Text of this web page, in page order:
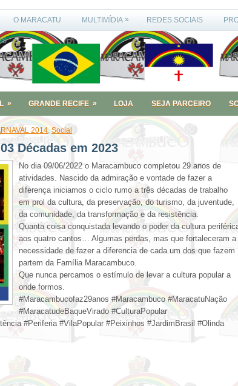
O MARACATU MULTIMÍDIA » REDES SOCIAIS
» GRANDE RECIFE » LOJA SEJA PARCEIRO
2014, Social
Décadas em 2023
No dia 09/06/2022 o Maracambuco completou 29 anos de
atividades. Nascido da admiração e vontade de fazer a
diferença iniciamos o ciclo rumo a três décadas de trabalho
em prol da cultura, da preservação, do turismo, da juventude,
da comunidade, da transformação e da resistência.
Quanta coisa conquistada levando o poder da cultura
aos quatro cantos… Algumas perdas, mas que fortaleceram a
necessidade de fazer a diferencia de cada um dos que fazem
partem da Família Maracambuco.
Que nunca percamos o estímulo de levar a cultura popular a
onde formos.
#Maracambucofaz29anos #Maracambuco #MaracatuNação
#MaracatudeBaqueVirado #CulturaPopular
#Periferia #VilaPopular #Peixinhos #JardimBrasil #Olinda